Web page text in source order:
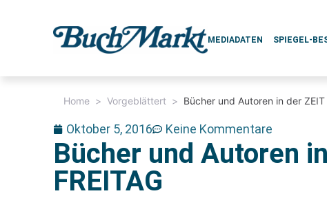
MEDIADATEN SPIEGEL-
Home > Vorgeblättert > Bücher und Autoren in der ZEIT
Oktober 5, 2016 Keine Kommentare
Bücher und Autoren
FREITAG